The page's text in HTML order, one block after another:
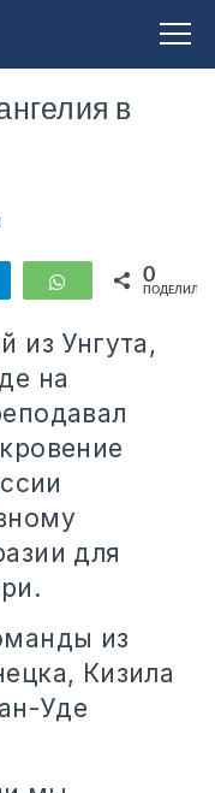
в
Telegram WhatsApp
0
из Унгута,
на
для
из
Кизила
Уде